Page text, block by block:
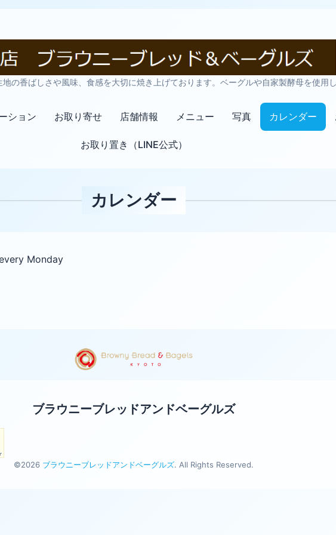
の香ばしさや風味、食感を大切に焼き上げております。ベーグルや自家製酵母を使用
ション お取り寄せ 店舗情報 メニュー 写真 カレンダー
お取り置き（LINE公式）
カレンダー
Monday
ブラウニーブレッドアンドベーグルズ
©2026 ブラウニーブレッドアンドベーグルズ. All Rights Reserved.